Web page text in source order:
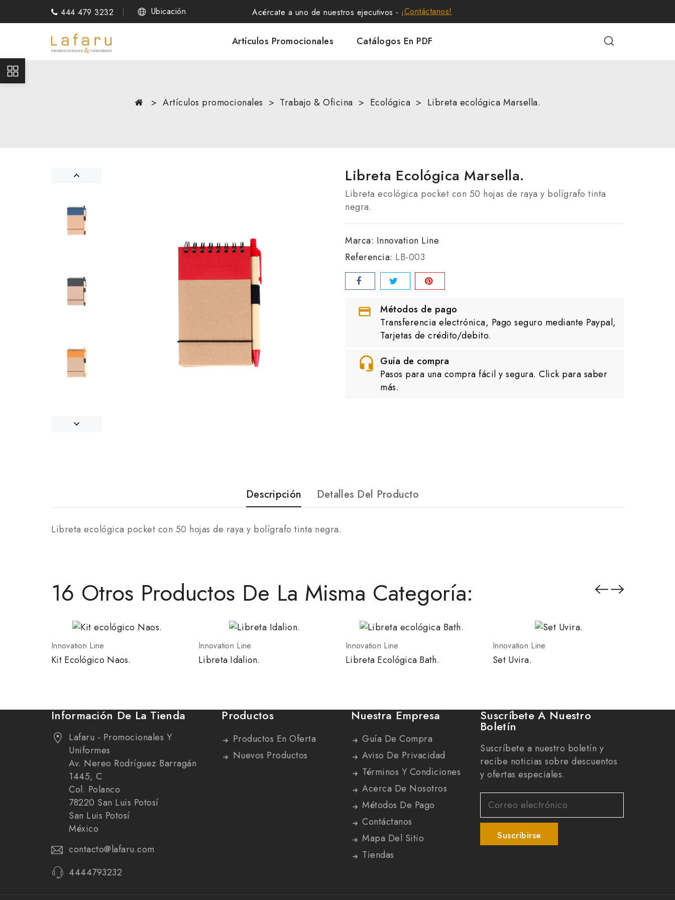
444 479 3232 Ubicación Acércate a uno de nuestros ejecutivos - ¡Contáctanos!
Artículos Promocionales Catálogos En PDF
Artículos promocionales Trabajo & Oficina Ecológica Libreta ecológica Marsella.
Libreta Ecológica Marsella.
Libreta ecológica pocket con 50 hojas de raya y bolígrafo tinta
negra.
Marca: Innovation Line
Referencia: LB-003
Métodos de pago
Transferencia electrónica, Pago seguro mediante Paypal,
Tarjetas de crédito/debito.
Guía de compra
Pasos para una compra fácil y segura. Click para saber
más.
Descripción Detalles Del Producto
Libreta ecológica pocket con 50 hojas de raya y bolígrafo tinta negra.
16 Otros Productos De La Misma Categoría:
Innovation Line
Kit Ecológico Naos.
Innovation Line
Libreta Idalion.
Innovation Line
Libreta Ecológica Bath.
Innovation Line
Set Uvira.
Información De La Tienda
Lafaru - Promocionales Y
Uniformes
Av. Nereo Rodríguez Barragán
1445, C
Col. Polanco
78220 San Luis Potosí
San Luis Potosí
México
contacto@lafaru.com
4444793232
Productos
Productos En Oferta
Nuevos Productos
Nuestra Empresa
Guía De Compra
Aviso De Privacidad
Términos Y Condiciones
Acerca De Nosotros
Métodos De Pago
Contáctanos
Mapa Del Sitio
Tiendas
Suscríbete A Nuestro
Boletín
Suscríbete a nuestro boletín y
recibe noticias sobre descuentos
y ofertas especiales.